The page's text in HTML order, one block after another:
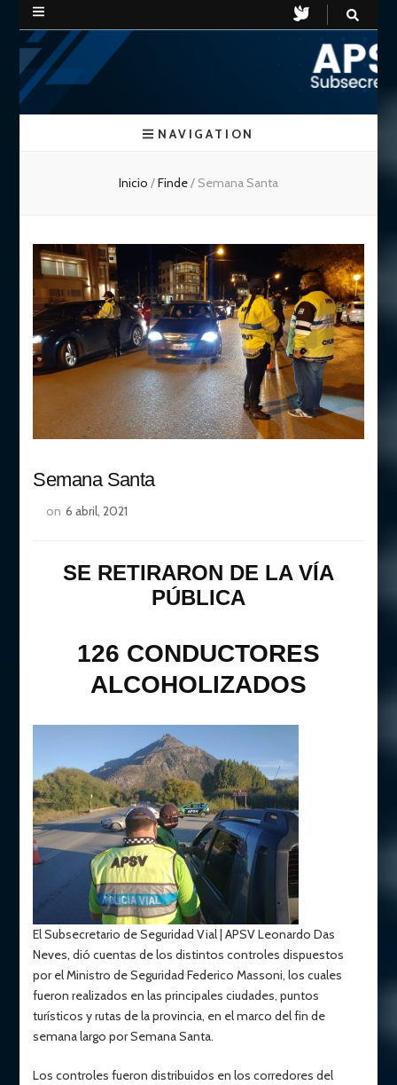
APSV
Chubut
Subsecretaria de Seguridad Vial
NAVIGATION
Inicio /Finde/ Semana Santa
Semana Santa
on 6 abril, 2021
SE RETIRARON DE LA VÍA
PÚBLICA
126 CONDUCTORES
ALCOHOLIZADOS
El Subsecretario de Seguridad Vial | APSV Leonardo Das
Neves, dió cuentas de los distintos controles dispuestos
por el Ministro de Seguridad Federico Massoni, los cuales
fueron realizados en las principales ciudades, puntos
turísticos y rutas de la provincia, en el marco del fin de
semana largo por Semana Santa.
Los controles fueron distribuidos en los corredores del